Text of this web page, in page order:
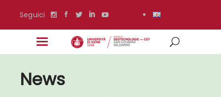
Seguici
News